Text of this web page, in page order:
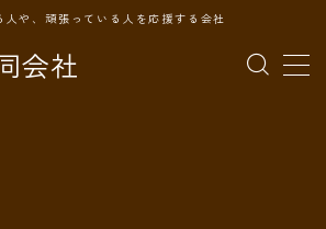
会社
や、頑張っている人を応援する会社